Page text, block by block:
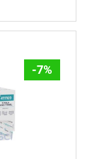
-7%